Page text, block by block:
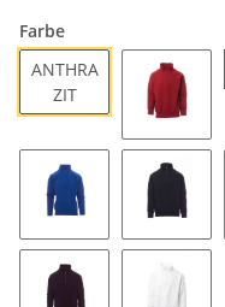
Farbe
ANTHRA
ZITANTHRAZIT
KÖNIGSBLAU